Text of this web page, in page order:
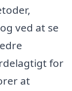
ved at se
for
at